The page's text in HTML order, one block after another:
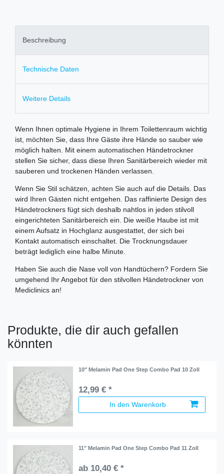
Beschreibung
Technische Daten
Weitere Details
Wenn Ihnen optimale Hygiene in Ihrem Toilettenraum wichtig
ist, möchten Sie, dass Ihre Gäste ihre Hände so sauber wie
möglich halten. Mit einem automatischen Händetrockner
stellen Sie sicher, dass diese Ihren Sanitärbereich wieder mit
sauberen und trockenen Händen verlassen.
Wenn Sie Stil schätzen, achten Sie auch auf die Details. Das
wird Ihren Gästen nicht entgehen. Das raffinierte Design des
Händetrockners fügt sich deshalb nahtlos in jeden stilvoll
eingerichteten Sanitärbereich ein. Die weiße Haube ist mit
einem Aufsatz in Hochglanz ausgestattet, der sich bei
Kontakt automatisch einschaltet. Die Trocknungsdauer
beträgt lediglich eine halbe Minute.
Haben Sie auch die Nase voll von Handtüchern? Fordern Sie
umgehend Ihr Angebot für den stilvollen Händetrockner von
Mediclinics an!
Produkte, die dir auch gefallen
könnten
10" Melamin Pad One Step Combo Pad 10 Zoll
12,99 € *
In den Warenkorb
11" Melamin Pad One Step Combo Pad 11 Zoll
ab 10,40 € *